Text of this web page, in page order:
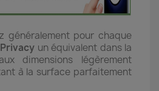
pour chaque
un équivalent dans la
aux dimensions légèrement
à la surface parfaitement